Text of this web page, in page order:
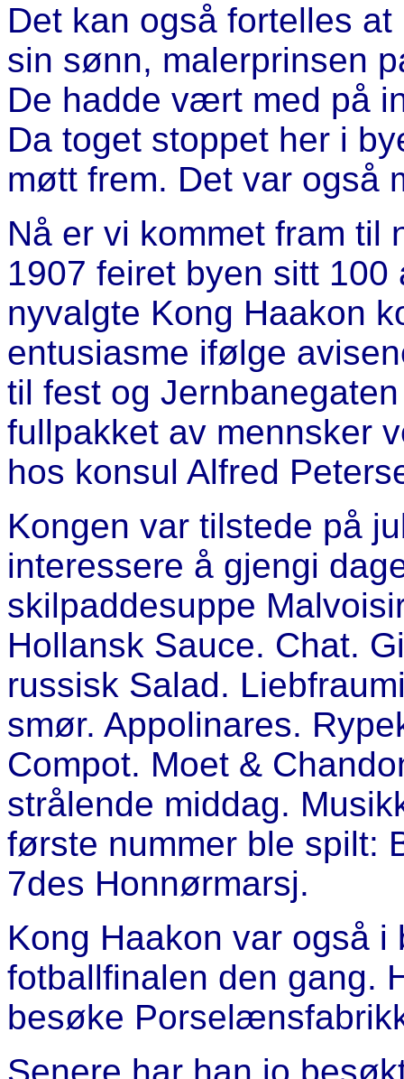
Det kan også fortelles
sin sønn, malerprinsen
De hadde vært med på
Da toget stoppet her i
møtt frem. Det var også
Nå er vi kommet fram til
1907 feiret byen sitt
nyvalgte Kong Haakon
entusiasme ifølge
til fest og
fullpakket av mennsker
hos konsul Alfred
Kongen var tilstede på
interessere å gjengi
skilpaddesuppe
Hollansk Sauce. Chat.
russisk Salad.
smør. Appolinares.
Compot. Moet &
strålende middag.
første nummer ble spilt:
7des Honnørmarsj.
Kong Haakon var også
fotballfinalen den gang.
besøke